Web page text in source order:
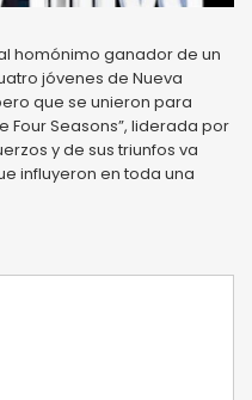
homónimo ganador de un
jóvenes de Nueva
que se unieron para
Four Seasons”, liderada por
y de sus triunfos va
influyeron en toda una